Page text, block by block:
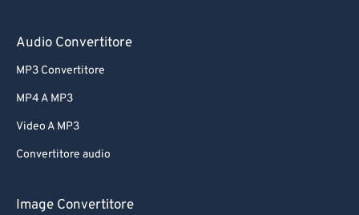
Audio Convertitore
MP3 Convertitore
MP4 A MP3
Video A MP3
Convertitore audio
Image Convertitore